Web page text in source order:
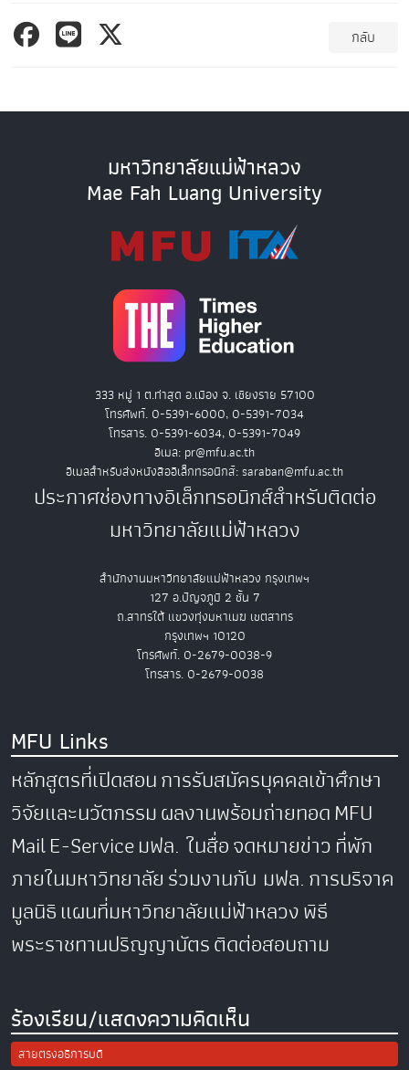
กลับ
มหาวิทยาลัยแม่ฟ้าหลวง
Mae Fah Luang University
333 หมู่ 1 ต.ท่าสุด อ.เมือง จ. เชียงราย 57100
โทรศัพท์. 0-5391-6000, 0-5391-7034
โทรสาร. 0-5391-6034, 0-5391-7049
อีเมล: pr@mfu.ac.th
อีเมลสำหรับส่งหนังสืออิเล็กทรอนิกส์: saraban@mfu.ac.th
ประกาศช่องทางอิเล็กทรอนิกส์สำหรับติดต่อ
มหาวิทยาลัยแม่ฟ้าหลวง
สำนักงานมหาวิทยาลัยแม่ฟ้าหลวง กรุงเทพฯ
127 อ.ปัญจภูมิ 2 ชั้น 7
ถ.สาทรใต้ แขวงทุ่งมหาเมฆ เขตสาทร
กรุงเทพฯ 10120
โทรศัพท์. 0-2679-0038-9
โทรสาร. 0-2679-0038
MFU Links
หลักสูตรที่เปิดสอนการรับสมัครบุคคลเข้าศึกษา
วิจัยและนวัตกรรมผลงานพร้อมถ่ายทอดMFU
MailE-Serviceมฟล. ในสื่อจดหมายข่าวที่พัก
ภายในมหาวิทยาลัยร่วมงานกับ มฟล.การบริจาค
มูลนิธิแผนที่มหาวิทยาลัยแม่ฟ้าหลวงพิธี
พระราชทานปริญญาบัตรติดต่อสอบถาม
ร้องเรียน/แสดงความคิดเห็น
สายตรงอธิการบดี